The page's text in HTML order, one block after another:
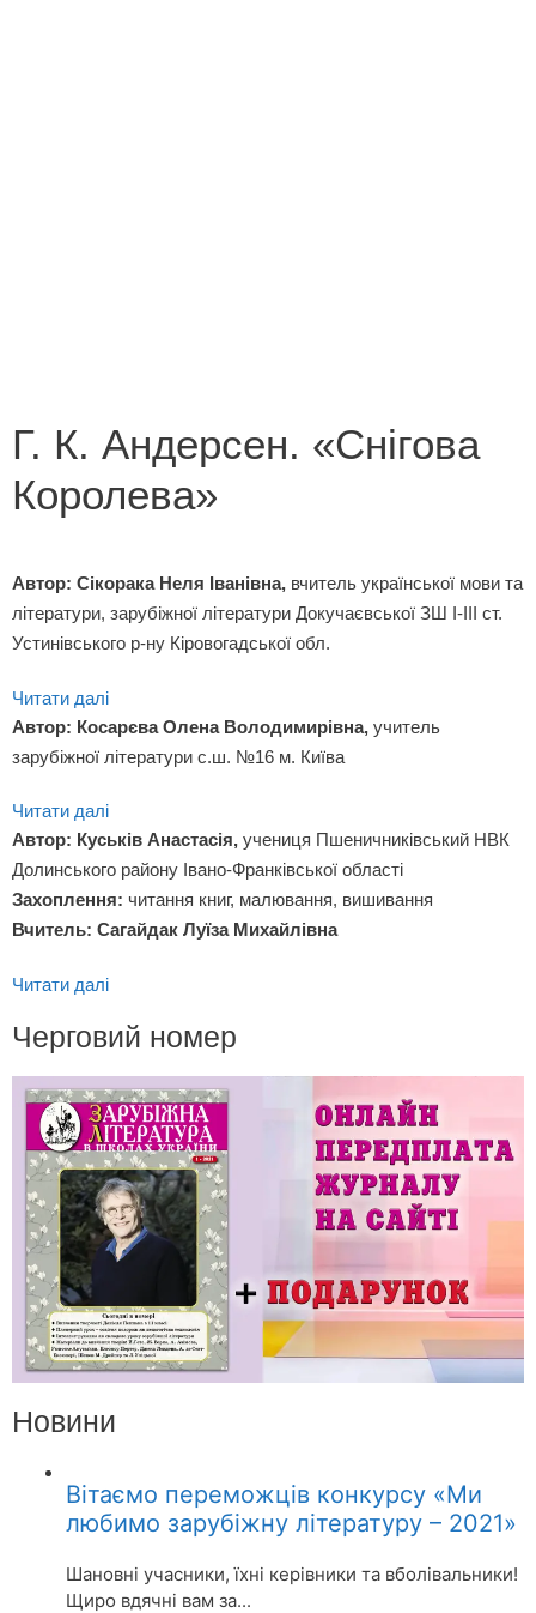
Г. К. Андерсен. «Снігова
Королева»
Автор: Сікорака Неля Іванівна, вчитель української мови та
літератури, зарубіжної літератури Докучаєвської ЗШ І-ІІІ ст.
Устинівського р-ну Кіровогадської обл.
Читати далі
Автор: Косарєва Олена Володимирівна, учитель
зарубіжної літератури с.ш. №16 м. Київа
Читати далі
Автор: Куськів Анастасія, учениця Пшеничниківський НВК
Долинського району Івано-Франківської області
Захоплення: читання книг, малювання, вишивання
Вчитель: Сагайдак Луїза Михайлівна
Читати далі
Черговий номер
Новини
Вітаємо переможців конкурсу «Ми
любимо зарубіжну літературу – 2021»
Шановні учасники, їхні керівники та вболівальники!
Щиро вдячні вам за...